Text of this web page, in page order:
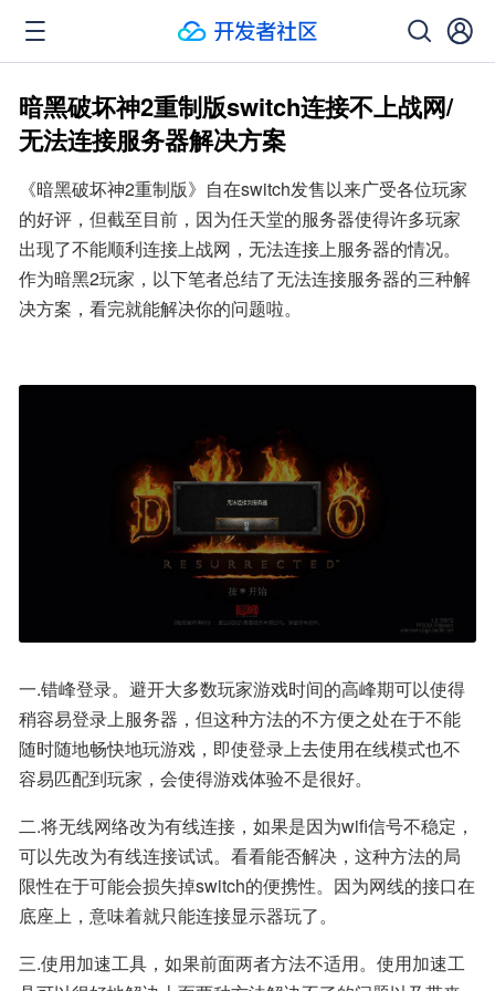
暗黑破坏神2重制版switch连接不上战网/
无法连接服务器解决方案
《暗黑破坏神2重制版》自在switch发售以来广受各位玩家
的好评，但截至目前，因为任天堂的服务器使得许多玩家
出现了不能顺利连接上战网，无法连接上服务器的情况。
作为暗黑2玩家，以下笔者总结了无法连接服务器的三种解
决方案，看完就能解决你的问题啦。
一.错峰登录。避开大多数玩家游戏时间的高峰期可以使得
稍容易登录上服务器，但这种方法的不方便之处在于不能
随时随地畅快地玩游戏，即使登录上去使用在线模式也不
容易匹配到玩家，会使得游戏体验不是很好。
二.将无线网络改为有线连接，如果是因为wifi信号不稳定，
可以先改为有线连接试试。看看能否解决，这种方法的局
限性在于可能会损失掉switch的便携性。因为网线的接口在
底座上，意味着就只能连接显示器玩了。
三.使用加速工具，如果前面两者方法不适用。使用加速工